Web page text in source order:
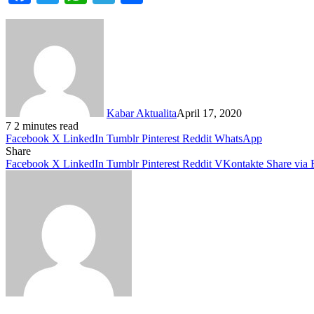
Kabar AktualitaApril 17, 2020
7 2 minutes read
Facebook X LinkedIn Tumblr Pinterest Reddit WhatsApp
Share
Facebook X LinkedIn Tumblr Pinterest Reddit VKontakte Share via